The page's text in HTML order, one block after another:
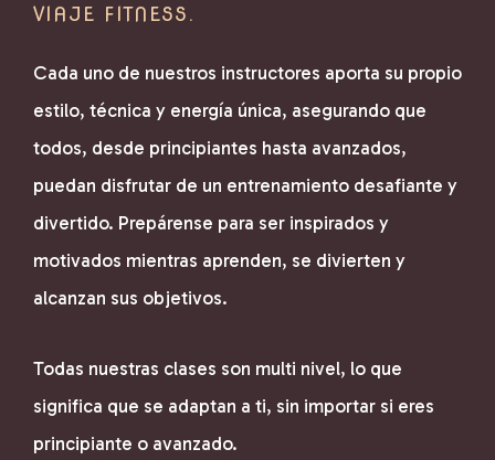
VIAJE FITNESS.
Cada uno de nuestros instructores aporta su propio
estilo, técnica y energía única, asegurando que
todos, desde principiantes hasta avanzados,
puedan disfrutar de un entrenamiento desafiante y
divertido. Prepárense para ser inspirados y
motivados mientras aprenden, se divierten y
alcanzan sus objetivos.
Todas nuestras clases son multi nivel, lo que
significa que se adaptan a ti, sin importar si eres
principiante o avanzado.